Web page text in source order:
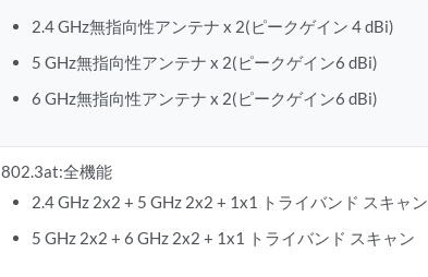
2.4 GHz無指向性アンテナ x 2(ピークゲイン 4 dBi)
5 GHz無指向性アンテナ x 2(ピークゲイン6 dBi)
6 GHz無指向性アンテナ x 2(ピークゲイン6 dBi)
802.3at:全機能
2.4 GHz 2x2 + 5 GHz 2x2 + 1x1 トライバンド スキャン
5 GHz 2x2 + 6 GHz 2x2 + 1x1 トライバンド スキャン